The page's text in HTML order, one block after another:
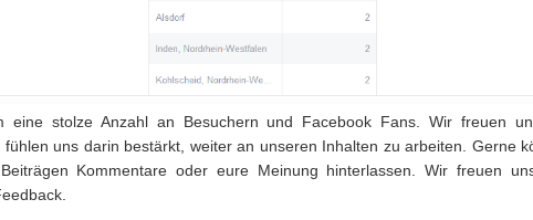
eine stolze Anzahl an Besuchern und Facebook Fans. Wir freuen
fühlen uns darin bestärkt, weiter an unseren Inhalten zu arbeiten. Gerne
Kommentare oder eure Meinung hinterlassen. Wir freuen